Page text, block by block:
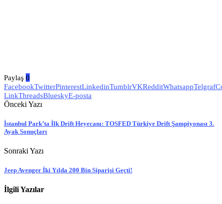
Paylaş 0
FacebookTwitterPinterestLinkedinTumblrVKRedditWhatsappTelgraf
LinkThreadsBlueskyE-posta
Önceki Yazı
İstanbul Park’ta İlk Drift Heyecanı: TOSFED Türkiye Drift Şampiyonası 3.
Ayak Sonuçları
Sonraki Yazı
Jeep Avenger İki Yılda 200 Bin Siparişi Geçti!
İlgili Yazılar